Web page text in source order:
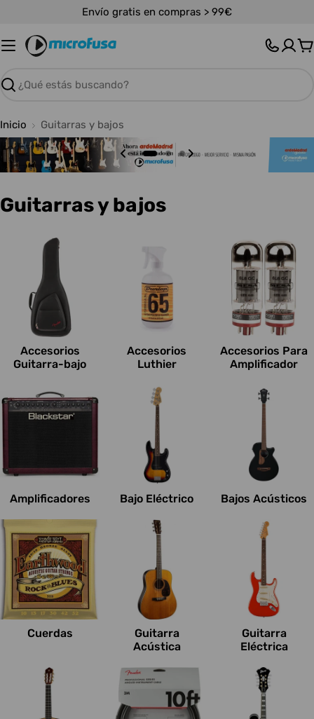
contenido
Envío gratis en compras > 99€
Buscar
Inicio Guitarras y bajos
C
e
s
:
Guitarras y bajos
Accesorios
Guitarra-bajo
Accesorios
Luthier
Accesorios Para
Amplificador
Amplificadores Bajo Eléctrico Bajos Acústicos
Cuerdas
Guitarra
Acústica
Guitarra
Eléctrica